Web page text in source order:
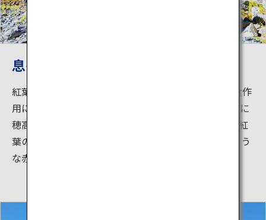
息をのむほど美しい紅葉
紅葉登山の人気スポット「涸沢カール」。 氷河の浸食作
用によって形成された直径約2kmのカールを囲むように
穂高連峰がそびえ、圧巻の風景を有しています。特に紅
葉の時期に訪れるのがおすすめです。 まるで絵画のよう
な赤や黄色の紅葉が見られます。